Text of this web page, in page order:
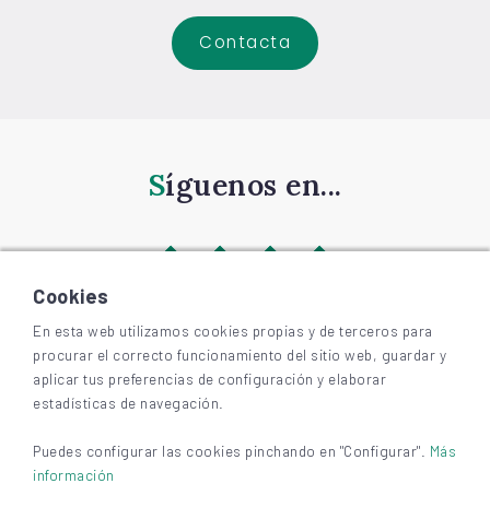
Contacta
Síguenos en...
©2026 BIZKAIAGARA
Accesibilidad
Aviso legal y privacidad
Cookies
En esta web utilizamos cookies propias y de terceros para
procurar el correcto funcionamiento del sitio web, guardar y
aplicar tus preferencias de configuración y elaborar
estadísticas de navegación.
Puedes configurar las cookies pinchando en "Configurar". Más
información